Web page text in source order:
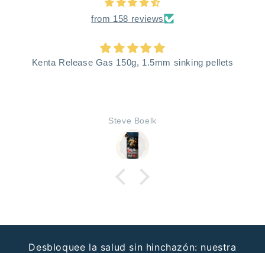
from 158 reviews
Kenta Release Gas 150g, 1.5mm sinking pellets
Steve Boelk
Desbloquee la salud sin hinchazón: nuestra